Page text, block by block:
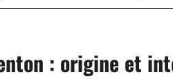
: origine et